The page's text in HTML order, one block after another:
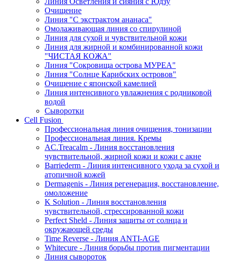
Очищение
Линия "С экстрактом ананаса"
Омолаживающая линия со спирулиной
Линия для сухой и чувствительной кожи
Линия для жирной и комбинированной кожи
"ЧИСТАЯ КОЖА"
Линия "Сокровища острова МУРЕА"
Линия "Солнце Карибских островов"
Очищение с японской камелией
Линия интенсивного увлажнения с родниковой
водой
Сыворотки
Cell Fusion
Профессиональная линия очищения, тонизации
Профессиональная линия. Кремы
AC.Treacalm - Линия восстановления
чувствительной, жирной кожи и кожи с акне
Barriederm - Линия интенсивного ухода за сухой и
атопичной кожей
Dermagenis - Линия регенерация, восстановление,
омоложение
K Solution - Линия восстановления
чувствительной, стрессированной кожи
Perfect Sheld - Линия защиты от солнца и
окружающей среды
Time Reverse - Линия ANTI-AGE
Whitecure - Линия борьбы против пигментации
Линия сывороток